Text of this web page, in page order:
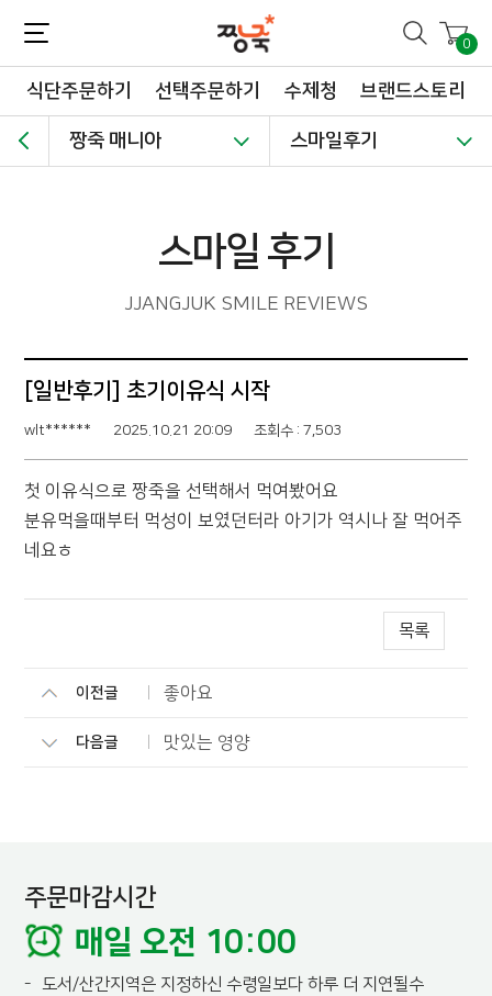
0
식단주문하기 선택주문하기 수제청 브랜드스토리
짱죽 매니아 스마일후기
스마일 후기
JJANGJUK SMILE REVIEWS
[일반후기] 초기이유식 시작
wlt****** 2025.10.21 20:09 조회수 : 7,503
첫 이유식으로 짱죽을 선택해서 먹여봤어요
분유먹을때부터 먹성이 보였던터라 아기가 역시나 잘 먹어주
네요ㅎ
목록
이전글 좋아요
맛있는 영양
다음글
주문마감시간
매일 오전 10:00
-
도서/산간지역은 지정하신 수령일보다 하루 더 지연될수